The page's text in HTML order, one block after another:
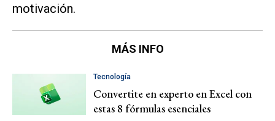
motivación.
MÁS INFO
Tecnología
Convertite en experto en Excel con
estas 8 fórmulas esenciales